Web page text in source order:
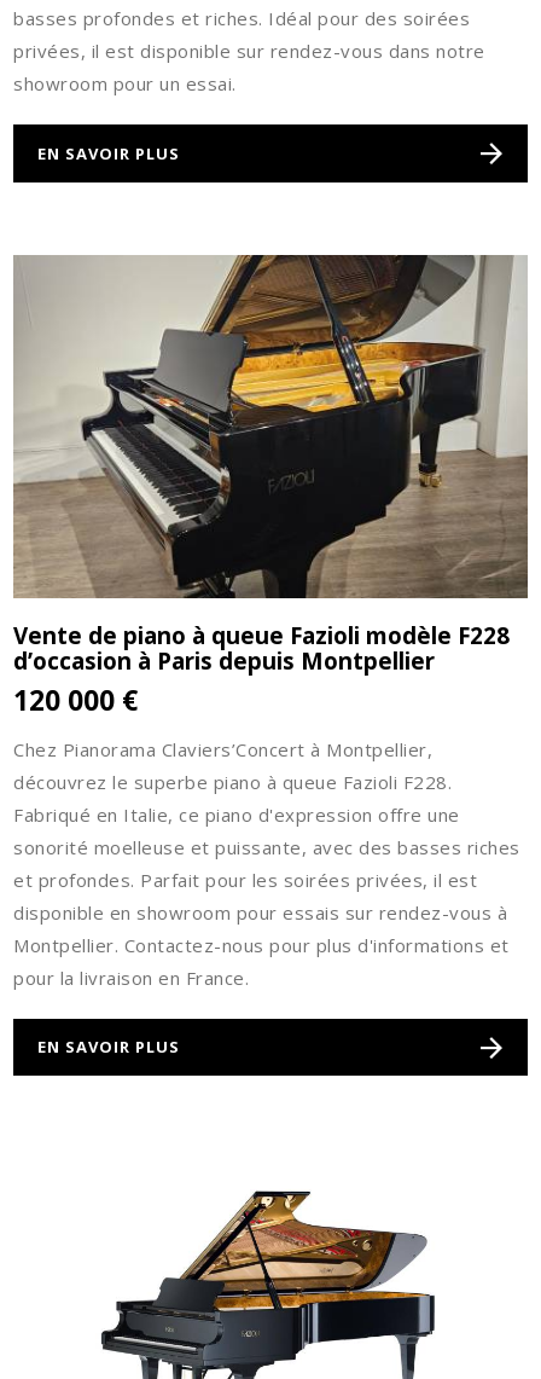
basses profondes et riches. Idéal pour des soirées
privées, il est disponible sur rendez-vous dans notre
showroom pour un essai.
EN SAVOIR PLUS
Vente de piano à queue Fazioli modèle F228
d’occasion à Paris depuis Montpellier
120 000 €
Chez Pianorama Claviers’Concert à Montpellier,
découvrez le superbe piano à queue Fazioli F228.
Fabriqué en Italie, ce piano d'expression offre une
sonorité moelleuse et puissante, avec des basses riches
et profondes. Parfait pour les soirées privées, il est
disponible en showroom pour essais sur rendez-vous à
Montpellier. Contactez-nous pour plus d'informations et
pour la livraison en France.
EN SAVOIR PLUS